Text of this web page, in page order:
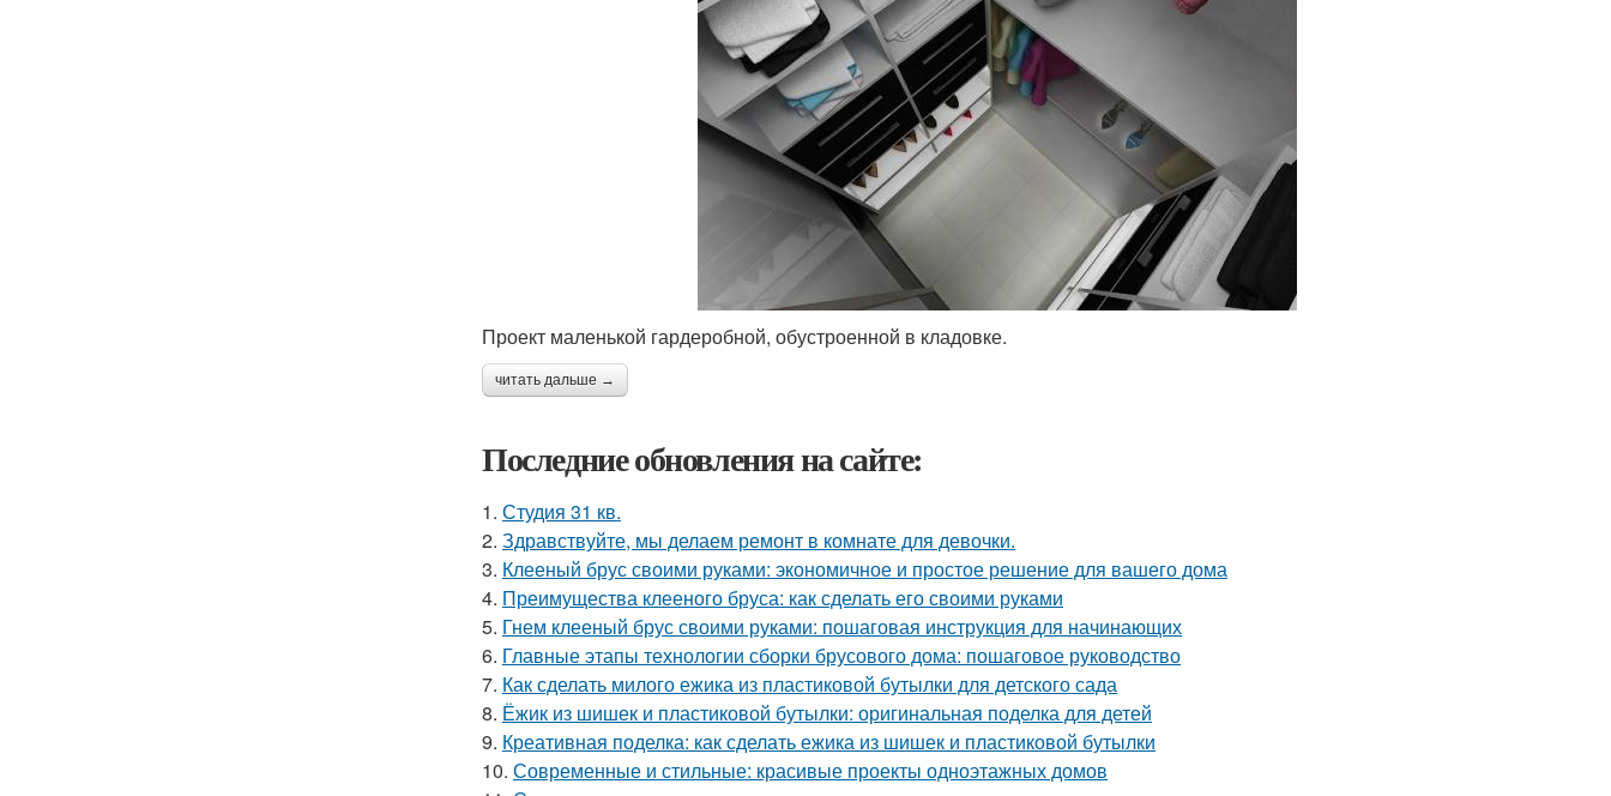
Проект маленькой гардеробной, обустроенной в кладовке.
читать дальше →
Последние обновления на сайте:
1. Студия 31 кв.
2. Здравствуйте, мы делаем ремонт в комнате для девочки.
3. Клееный брус своими руками: экономичное и простое решение для вашего дома
4. Преимущества клееного бруса: как сделать его своими руками
5. Гнем клееный брус своими руками: пошаговая инструкция для начинающих
6. Главные этапы технологии сборки брусового дома: пошаговое руководство
7. Как сделать милого ежика из пластиковой бутылки для детского сада
8. Ёжик из шишек и пластиковой бутылки: оригинальная поделка для детей
9. Креативная поделка: как сделать ежика из шишек и пластиковой бутылки
10. Современные и стильные: красивые проекты одноэтажных домов